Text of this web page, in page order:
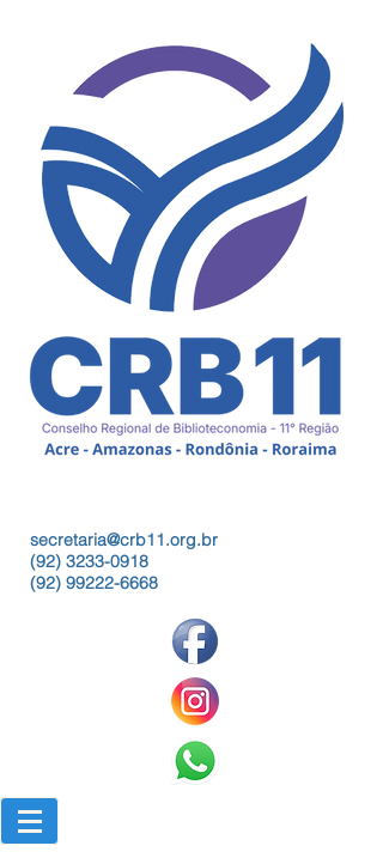
secretaria@crb11.org.br
(92) 3233-0918
(92) 99222-6668